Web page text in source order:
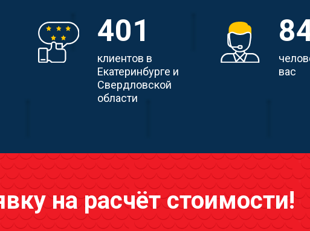
412
клиентов в
Екатеринбурге и
Свердловской
области
вас
на расчёт стоимости!